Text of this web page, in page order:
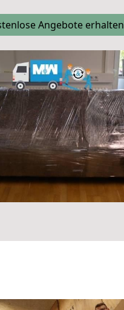
Angebote erhalten